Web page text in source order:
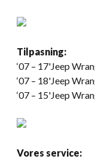
Tilpasning:
‘07 – 17'Jeep
‘07 – 18'Jeep
‘07 – 15'Jeep
Vores service: